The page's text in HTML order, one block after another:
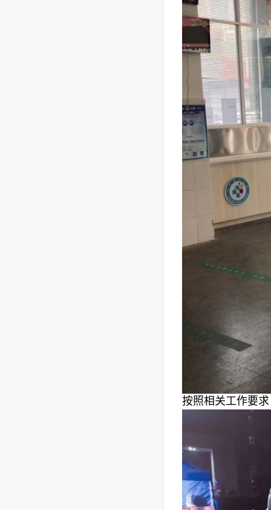
按照相关工作要